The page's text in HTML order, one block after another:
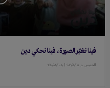
فينا نغيّر الصورة، فينا نحكي دين
الخميس م ٢٠١٩/٠٤/٢٥ | هـ ١٤٤٠/٠٨/٢٠